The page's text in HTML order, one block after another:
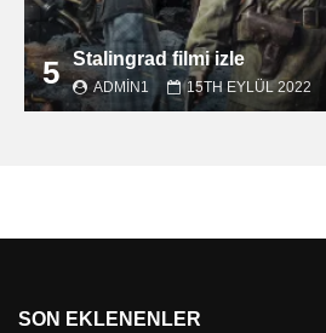
5 Stalingrad filmi izle
ADMIN1 15TH EYLÜL 2022
SON EKLENENLER